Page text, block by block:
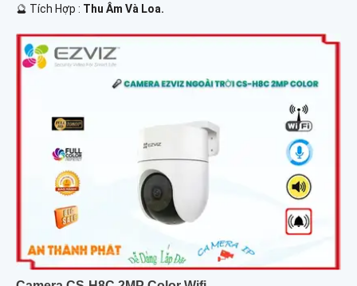
️🔮 Tích Hợp : Thu Âm Và Loa.